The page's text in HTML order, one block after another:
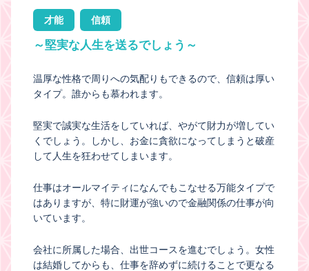
才能 信頼
～堅実な人生を送るでしょう～
温厚な性格で周りへの気配りもできるので、信頼は厚い
タイプ。誰からも慕われます。
堅実で誠実な生活をしていれば、やがて財力が増してい
くでしょう。しかし、お金に貪欲になってしまうと破産
して人生を狂わせてしまいます。
仕事はオールマイティになんでもこなせる万能タイプで
はありますが、特に財運が強いので金融関係の仕事が向
いています。
会社に所属した場合、出世コースを進むでしょう。女性
は結婚してからも、仕事を辞めずに続けることで更なる